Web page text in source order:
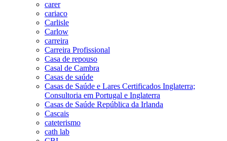
carer
cariaco
Carlisle
Carlow
carreira
Carreira Profissional
Casa de repouso
Casal de Cambra
Casas de saúde
Casas de Saúde e Lares Certificados Inglaterra;
Consultoria em Portugal e Inglaterra
Casas de Saúde República da Irlanda
Cascais
cateterismo
cath lab